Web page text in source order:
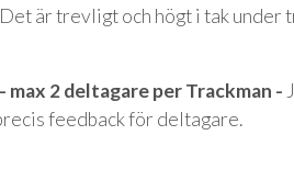
är trevligt och högt i tak under
max 2 deltagare per Trackman -
feedback för deltagare.